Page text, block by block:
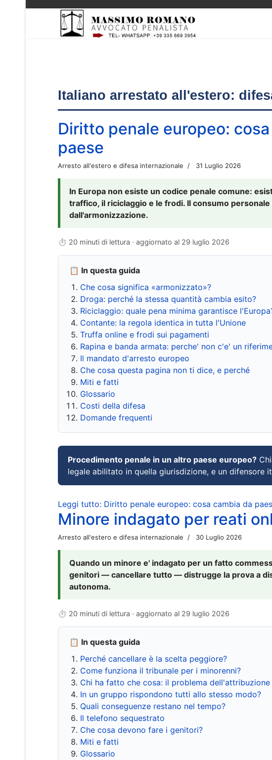
Italiano arrestato all'estero:
Diritto penale europeo:
paese
Arresto all'estero e difesa internazionale 31 Luglio 2026
In Europa non esiste un codice penale comune:
traffico, il riciclaggio e le frodi. Il consumo
dall'armonizzazione.
⏱ 20 minuti di lettura · aggiornato al 29 luglio 2026
📋 In questa guida
Che cosa significa «armonizzato»?
Droga: perché la stessa quantità cambia esito?
Riciclaggio: quale pena minima garantisce
Contante: la regola identica in tutta l'Unione
Truffa online e frodi sui pagamenti
Rapina e banda armata: perche' non c'e' un
Il mandato d'arresto europeo
Che cosa questa pagina non ti dice, e perché
Miti e fatti
Glossario
Costi della difesa
Domande frequenti
Procedimento penale in un altro paese europeo?
legale abilitato in quella giurisdizione, e un difensore
Leggi tutto: Diritto penale europeo: cosa cambia da
Minore indagato per reati
Arresto all'estero e difesa internazionale 30 Luglio 2026
Quando un minore e' indagato per un fatto
genitori — cancellare tutto — distrugge la prova a
autonoma.
⏱ 20 minuti di lettura · aggiornato al 29 luglio 2026
📋 In questa guida
Perché cancellare è la scelta peggiore?
Come funziona il tribunale per i minorenni?
Chi ha fatto che cosa: il problema dell'attribuzione
In un gruppo rispondono tutti allo stesso modo?
Quali conseguenze restano nel tempo?
Il telefono sequestrato
Che cosa devono fare i genitori?
Miti e fatti
Glossario